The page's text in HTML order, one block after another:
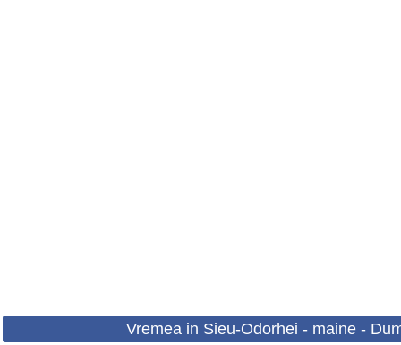
Vremea in Sieu-Odorhei - maine -